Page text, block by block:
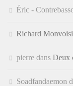
Éric -
Richard
pierre dans Deux
Soadfandaemon